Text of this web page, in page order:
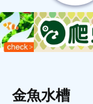
金魚水槽